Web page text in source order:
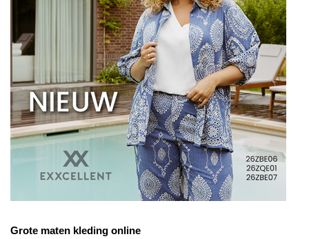
Grote maten kleding online